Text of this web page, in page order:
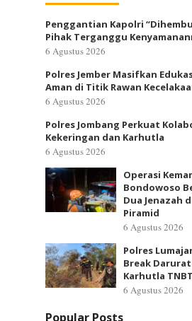
Penggantian Kapolri
Pihak Terganggu
6 Agustus 2026
Polres Jember Masifkan
Aman di Titik Rawan
6 Agustus 2026
Polres Jombang Perkuat
Kekeringan dan Karhutla
6 Agustus 2026
Operasi
Bondowoso
Dua Jenazah
Piramid
6 Agustus 2026
Polres
Break
Karhutla
6 Agustus 2026
Popular Posts